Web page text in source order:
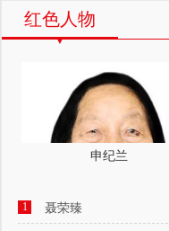
红色人物
申纪兰
1 聂荣臻